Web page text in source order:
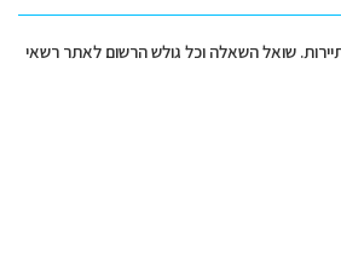
שואל השאלה וכל גולש הרשום לאתר רשאי